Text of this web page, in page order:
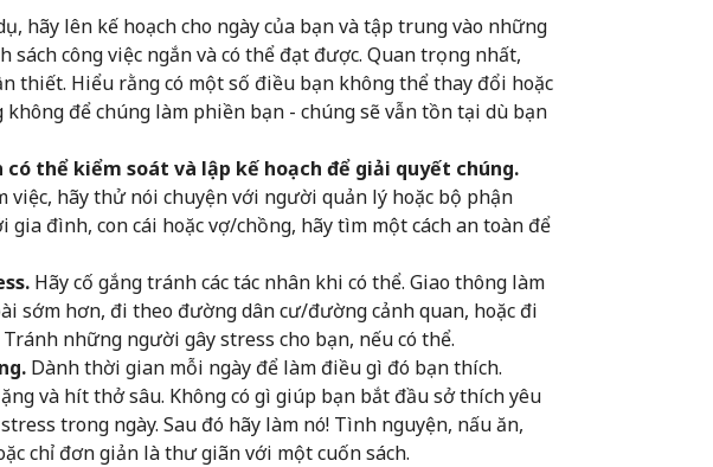
hãy lên kế hoạch cho ngày của bạn và tập trung vào những
sách công việc ngắn và có thể đạt được. Quan trọng nhất,
thiết. Hiểu rằng có một số điều bạn không thể thay đổi hoặc
không để chúng làm phiền bạn - chúng sẽ vẫn tồn tại dù bạn
thể kiểm soát và lập kế hoạch để giải quyết chúng.
việc, hãy thử nói chuyện với người quản lý hoặc bộ phận
gia đình, con cái hoặc vợ/chồng, hãy tìm một cách an toàn để
Hãy cố gắng tránh các tác nhân khi có thể. Giao thông làm
sớm hơn, đi theo đường dân cư/đường cảnh quan, hoặc đi
những người gây stress cho bạn, nếu có thể.
Dành thời gian mỗi ngày để làm điều gì đó bạn thích.
và hít thở sâu. Không có gì giúp bạn bắt đầu sở thích yêu
trong ngày. Sau đó hãy làm nó! Tình nguyện, nấu ăn,
chỉ đơn giản là thư giãn với một cuốn sách.